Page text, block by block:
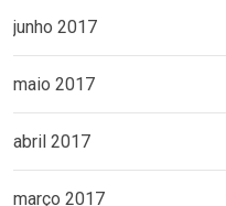
junho 2017
maio 2017
abril 2017
março 2017